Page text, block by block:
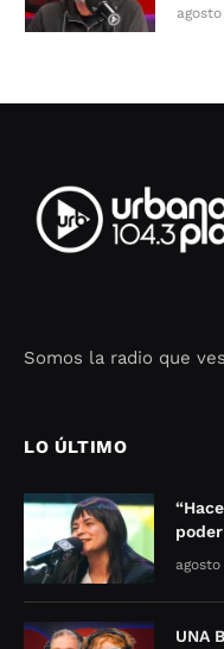
Somos la radio que ves
LO ÚLTIMO
agosto
UNA